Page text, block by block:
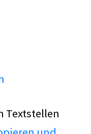
Textstellen